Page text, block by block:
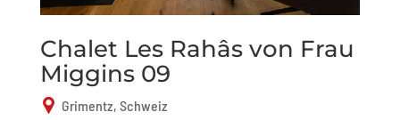
Chalet Les Rahâs von Frau
Miggins 09
Grimentz, Schweiz